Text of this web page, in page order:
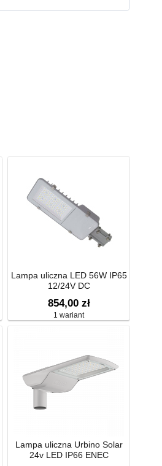
Lampa uliczna LED 56W IP65
12/24V DC
854,00 zł
1 wariant
Lampa uliczna Urbino Solar
24v LED IP66 ENEC